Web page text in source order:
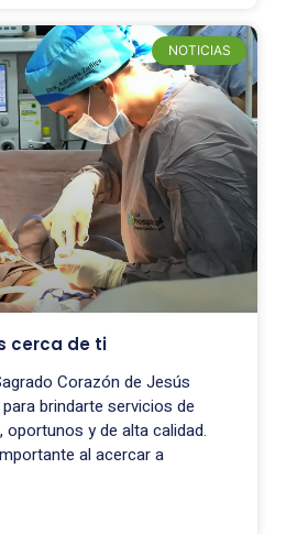
NOTICIAS
cerca de ti
Corazón de Jesús
brindarte servicios de
y de alta calidad.
al acercar a